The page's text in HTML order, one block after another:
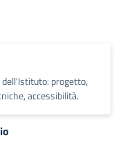
progetto,
accessibilità.